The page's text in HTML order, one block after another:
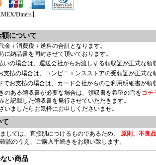
Diners】
について
金＋消費税＋送料の合計となります。
に納品書を同封させて頂いております。
いの場合は、運送会社からお渡しする領収証が正式な領
支払の場合は、コンビニエンスストアの受領証が正式な
でお支払の場合は、カード会社からのご利用明細書が領
のある領収書が必要な場合は、領収書を希望の旨をコチ
と記載した領収書を発行させていただきます。
いましたらお気軽にお申しくださいませ。
て
しては、直接肌につけるものであるため、 原則、不良
認のうえ、ご購入手続きをお願い致します。
い商品